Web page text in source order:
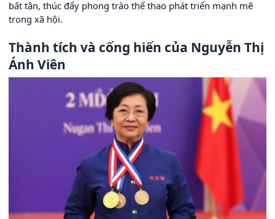
bất tận, thúc đẩy phong trào thể thao phát triển mạnh mẽ
trong xã hội.
Thành tích và cống hiến của Nguyễn Thị
Ánh Viên